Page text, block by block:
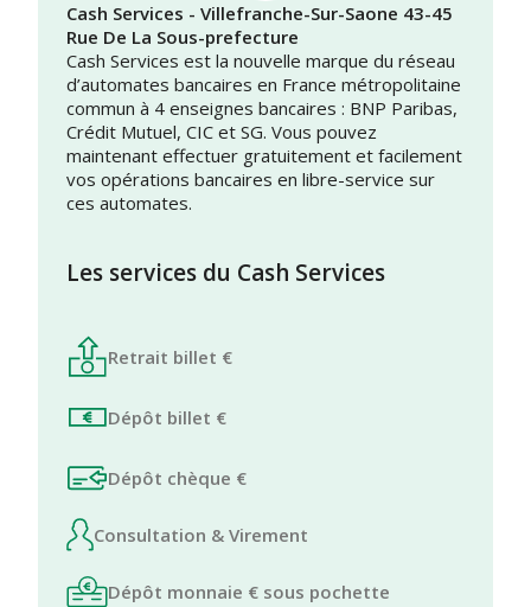
Cash Services - Villefranche-Sur-Saone 43-45
Rue De La Sous-prefecture
Cash Services est la nouvelle marque du réseau
d’automates bancaires en France métropolitaine
commun à 4 enseignes bancaires : BNP Paribas,
Crédit Mutuel, CIC et SG. Vous pouvez
maintenant effectuer gratuitement et facilement
vos opérations bancaires en libre-service sur
ces automates.
Les services du Cash Services
Retrait billet €
Dépôt billet €
Dépôt chèque €
Consultation & Virement
Dépôt monnaie € sous pochette